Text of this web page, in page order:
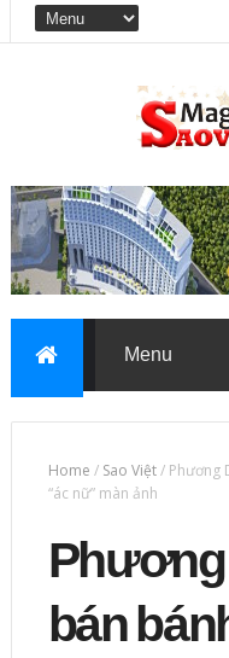
Home / Sao Việt/ Phương
“ác nữ” màn ảnh
bán